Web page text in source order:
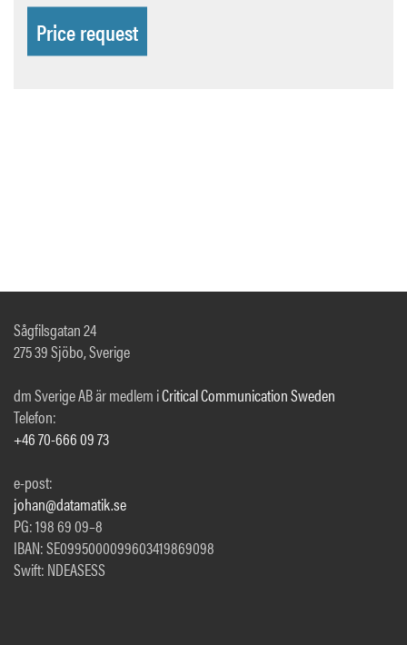
Price request
Sågfilsgatan 24
275 39 Sjöbo, Sverige
dm Sverige AB är medlem iCritical Communication Sweden
Telefon:
+46 70-666 09 73
e-post:
johan@datamatik.se
PG: 198 69 09–8
IBAN: SE0995000099603419869098
Swift: NDEASESS